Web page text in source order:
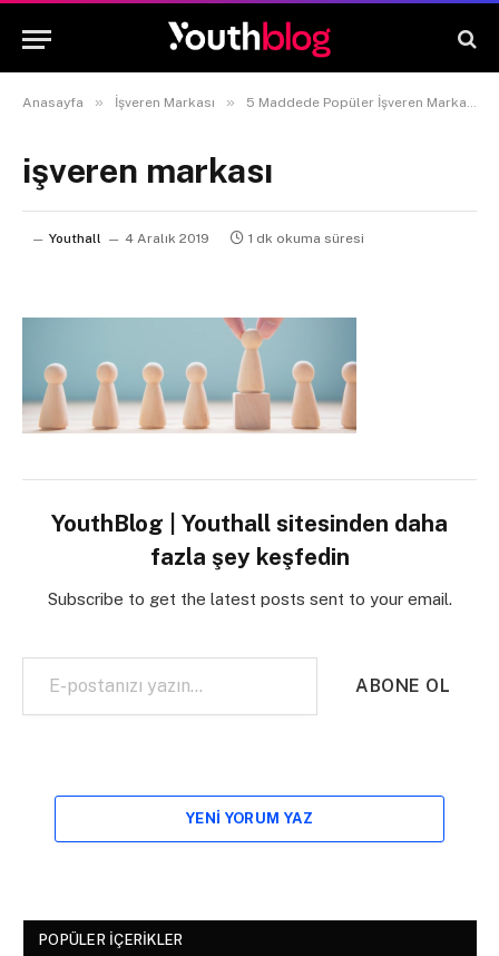
Anasayfa » İşveren Markası » 5 Maddede Popüler İşveren Markası Trendleri 2020
işveren markası
Youthall 4 Aralık 2019 1 dk okuma süresi
YouthBlog | Youthall sitesinden daha
fazla şey keşfedin
Subscribe to get the latest posts sent to your email.
E-postanızı yazın…
ABONE OL
YENI YORUM YAZ
POPÜLER İÇERIKLER